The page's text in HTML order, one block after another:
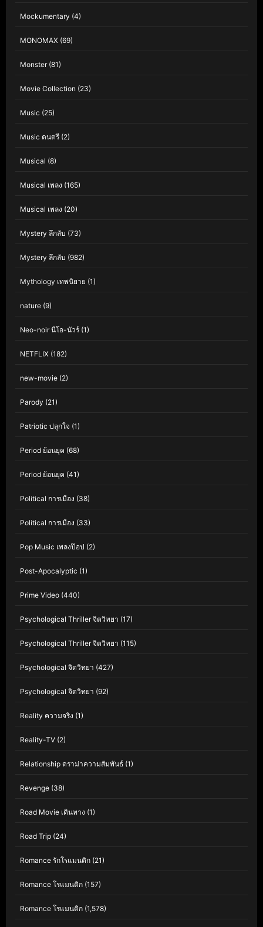
Mockumentary (4)
MONOMAX (69)
Monster(81)
Movie Collection (23)
Music (25)
Music ดนตรี (2)
Musical (8)
Musical เพลง (165)
Musical เพลง (20)
Mystery ลึกลับ (73)
Mystery ลึกลับ (982)
Mythology เทพนิยาย (1)
nature (9)
Neo-noir นีโอ-นัวร์ (1)
NETFLIX (182)
new-movie (2)
Parody (21)
Patriotic ปลุกใจ (1)
Period ย้อนยุค (68)
Period ย้อนยุค (41)
Political การเมือง (38)
Political การเมือง (33)
Pop Music เพลงป๊อป (2)
Post-Apocalyptic (1)
Prime Video (440)
Psychological Thriller จิตวิทยา (17)
Psychological Thriller จิตวิทยา (115)
Psychological จิตวิทยา (427)
Psychological จิตวิทยา (92)
Reality ความจริง (1)
Reality-TV (2)
Relationship ดราม่าความสัมพันธ์ (1)
Revenge (38)
Road Movie เดินทาง (1)
Road Trip (24)
Romance รักโรแมนติก (21)
Romance โรแมนติก (157)
Romance โรแมนติก (1,578)